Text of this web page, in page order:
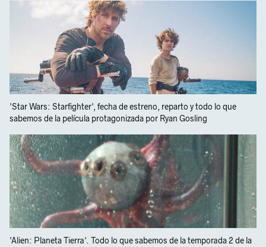
'Star Wars: Starfighter', fecha de estreno, reparto y todo lo que
sabemos de la película protagonizada por Ryan Gosling
'Alien: Planeta Tierra'. Todo lo que sabemos de la temporada 2 de la